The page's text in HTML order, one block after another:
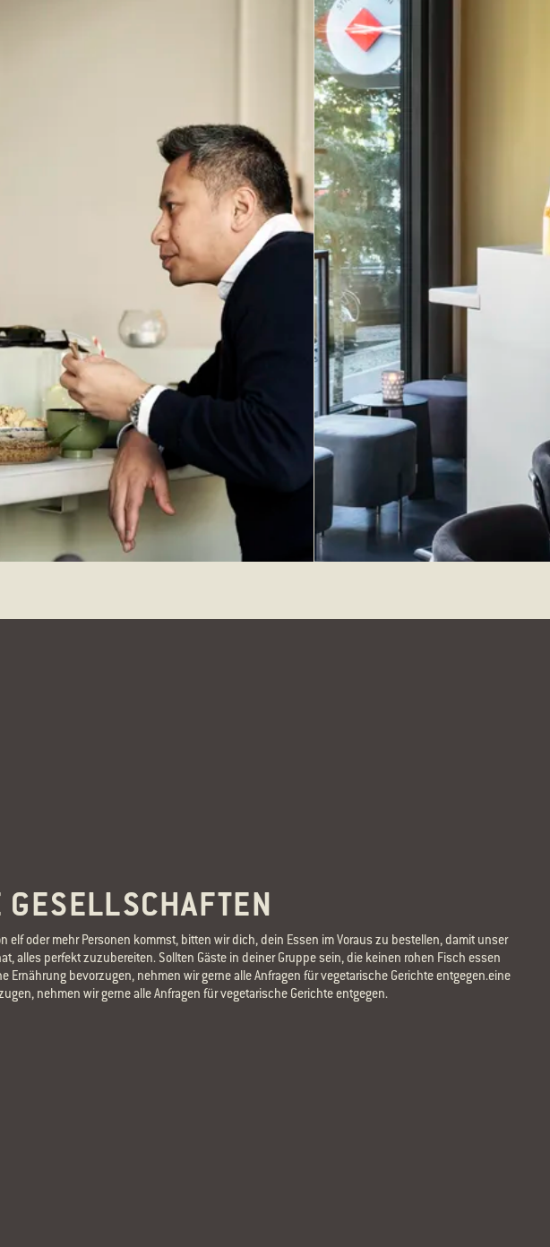
GESELLSCHAFTEN
elf oder mehr Personen kommst, bitten wir dich, dein Essen im Voraus zu bestellen, damit unser
alles perfekt zuzubereiten. Sollten Gäste in deiner Gruppe sein, die keinen rohen Fisch essen
Ernährung bevorzugen, nehmen wir gerne alle Anfragen für vegetarische Gerichte entgegen.eine
nehmen wir gerne alle Anfragen für vegetarische Gerichte entgegen.